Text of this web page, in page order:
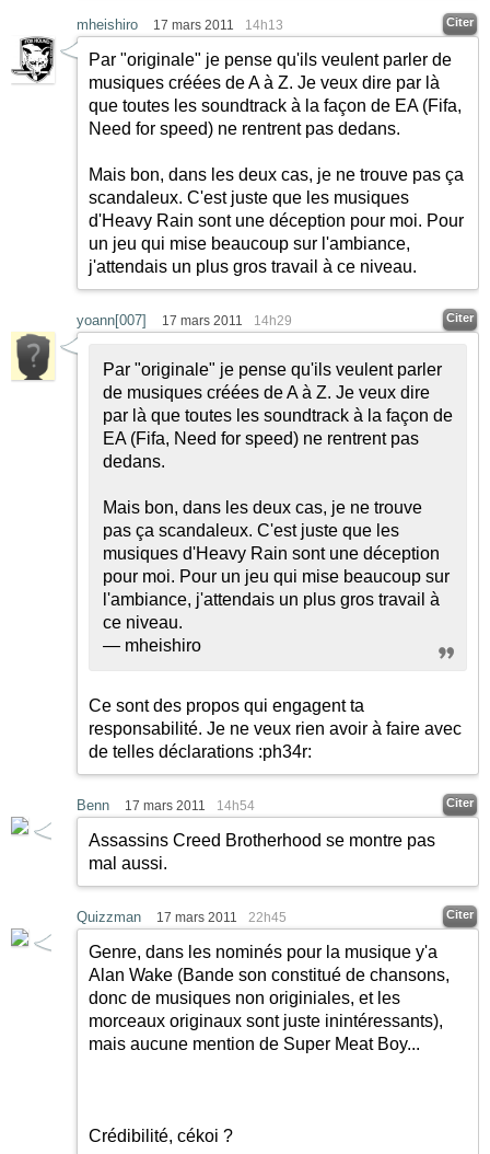
mheishiro 17 mars 2011 14h13 Citer
Par "originale" je pense qu'ils veulent parler de
musiques créées de A à Z. Je veux dire par là
que toutes les soundtrack à la façon de EA (Fifa,
Need for speed) ne rentrent pas dedans.
Mais bon, dans les deux cas, je ne trouve pas ça
scandaleux. C'est juste que les musiques
d'Heavy Rain sont une déception pour moi. Pour
un jeu qui mise beaucoup sur l'ambiance,
j'attendais un plus gros travail à ce niveau.
yoann[007] 17 mars 2011 14h29 Citer
Par "originale" je pense qu'ils veulent parler
de musiques créées de A à Z. Je veux dire
par là que toutes les soundtrack à la façon de
EA (Fifa, Need for speed) ne rentrent pas
dedans.
Mais bon, dans les deux cas, je ne trouve
pas ça scandaleux. C'est juste que les
musiques d'Heavy Rain sont une déception
pour moi. Pour un jeu qui mise beaucoup sur
l'ambiance, j'attendais un plus gros travail à
ce niveau.
— mheishiro
Ce sont des propos qui engagent ta
responsabilité. Je ne veux rien avoir à faire avec
de telles déclarations :ph34r:
Benn 17 mars 2011 14h54 Citer
Assassins Creed Brotherhood se montre pas
mal aussi.
Quizzman 17 mars 2011 22h45 Citer
Genre, dans les nominés pour la musique y'a
Alan Wake (Bande son constitué de chansons,
donc de musiques non originiales, et les
morceaux originaux sont juste inintéressants),
mais aucune mention de Super Meat Boy...
Crédibilité, cékoi ?